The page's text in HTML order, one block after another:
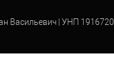
Васильевич | УНП